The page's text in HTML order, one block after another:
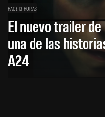
HACE 13 HORAS
El nuevo trailer
una de las
A24